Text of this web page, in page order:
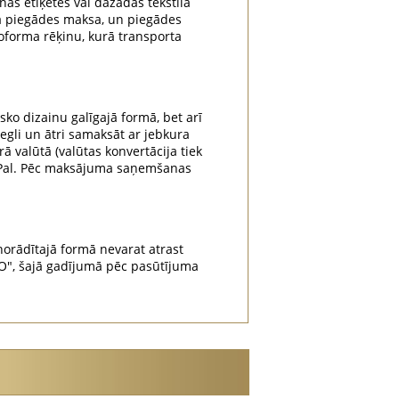
maksa, un piegādes
rēķinu, kurā transporta
dizainu galīgajā formā, bet arī
un ātri samaksāt ar jebkura
valūtā (valūtas konvertācija tiek
Pēc maksājuma saņemšanas
formā nevarat atrast
šajā gadījumā pēc pasūtījuma